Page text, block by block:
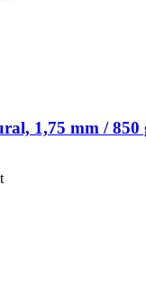
1,75 mm / 850